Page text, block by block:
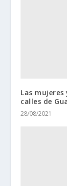
Las
calles de
28/08/2021